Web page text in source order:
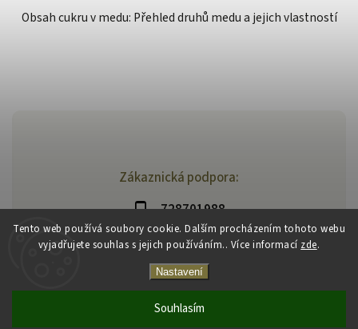
Tento web používá soubory cookie. Dalším procházením tohoto webu
vyjadřujete souhlas s jejich používáním.. Více informací zde.
Nastavení
Souhlasím
Zákaznická podpora:
728701988
Obsah cukru v medu: Přehled druhů medu a jejich vlastností